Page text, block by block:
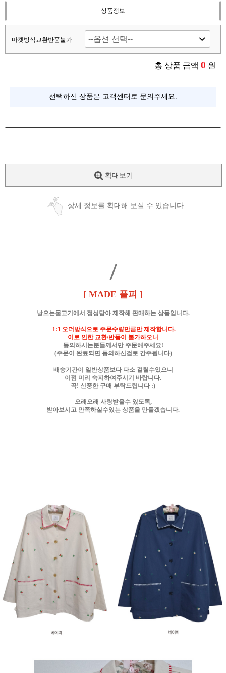
상품정보
마켓방식교환반품불가
총 상품 금액 0 원
선택하신 상품은 고객센터로 문의주세요.
확대보기
상세 정보를 확대해 보실 수 있습니다
/
[ MADE 플피 ]
날으는물고기에서 정성담아 제작해 판매하는 상품입니다.
1:1 오더방식으로 주문수량만큼만 제작합니다.
이로 인한 교환/반품이 불가하오니
동의하시는분들께서만 주문해주세요!
(주문이 완료되면 동의하신걸로 간주됩니다)
배송기간이 일반상품보다 다소 걸릴수있으니
이점 미리 숙지하여주시기 바랍니다.
꼭! 신중한 구매 부탁드립니다 :)
오래오래 사랑받을수 있도록,
받아보시고 만족하실수있는 상품을 만들겠습니다.